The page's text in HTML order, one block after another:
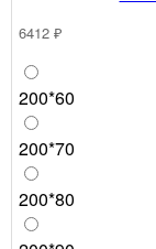
6412 ₽
200*60
200*70
200*80